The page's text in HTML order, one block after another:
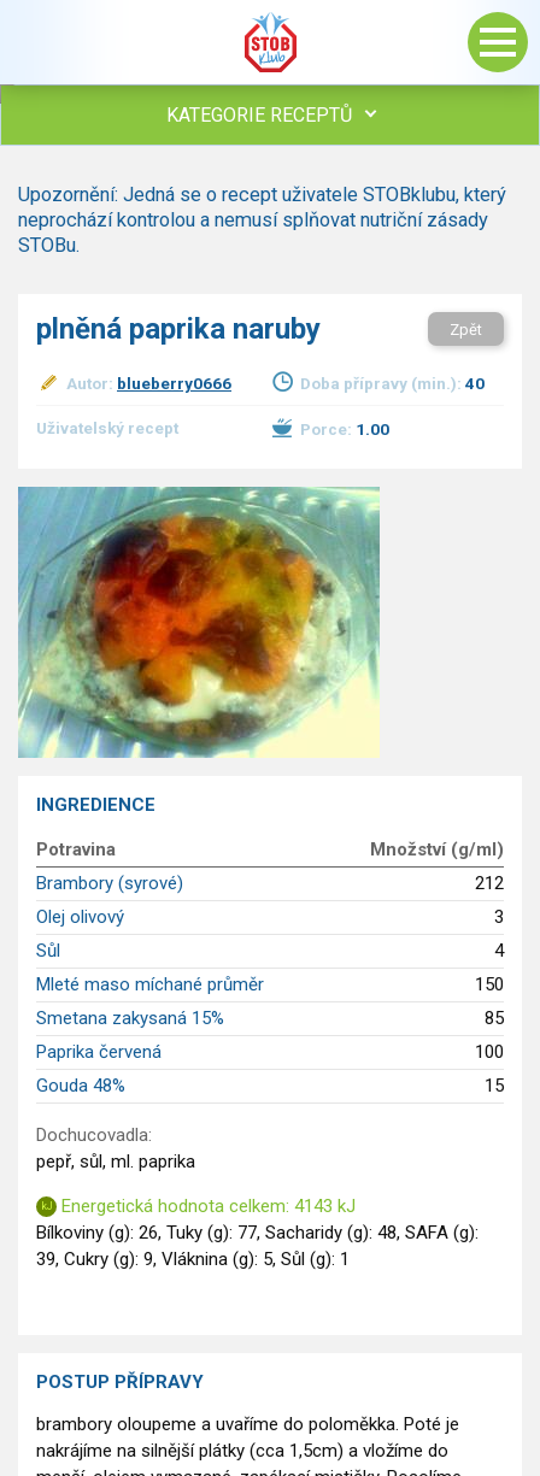
KATEGORIE RECEPTŮ
Polévky
Studená kuchyně
hovězí, telecí
vnitřnosti
Omáčky
Bezmasé a zeleninové
Saláty
Sladké pokrmy
Dezerty
Nápoje
Ostatní
Dětské recepty
GLP-1 recepty
Upozornění: Jedná se o recept uživatele STOBklubu, který
neprochází kontrolou a nemusí splňovat nutriční zásady
STOBu.
plněná paprika naruby Zpět
Autor: blueberry0666 Doba přípravy (min.): 40
Uživatelský recept Porce: 1.00
INGREDIENCE
Potravina
Množství (g/ml)
Brambory (syrové)
212
Olej olivový
3
Sůl
4
Mleté maso míchané průměr
150
Smetana zakysaná 15%
85
Paprika červená
100
Gouda 48%
15
Dochucovadla:
pepř, sůl, ml. paprika
Energetická hodnota celkem: 4143 kJ
Bílkoviny (g): 26, Tuky (g): 77, Sacharidy (g): 48, SAFA (g):
39, Cukry (g): 9, Vláknina (g): 5, Sůl (g): 1
POSTUP PŘÍPRAVY
brambory oloupeme a uvaříme do poloměkka. Poté je
nakrájíme na silnější plátky (cca 1,5cm) a vložíme do